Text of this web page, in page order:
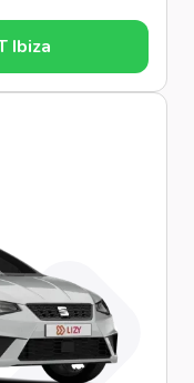
Ibiza